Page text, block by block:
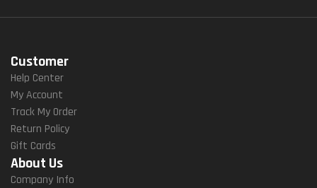
Customer
Help Center
My Account
Track My Order
Return Policy
Gift Cards
About Us
Company Info